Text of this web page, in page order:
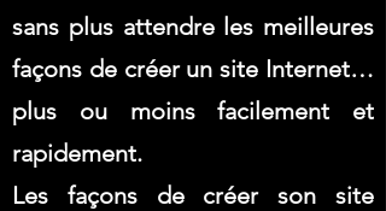
sans plus attendre les meilleures
façons de créer un site Internet…
plus ou moins facilement et
rapidement.
Les façons de créer son site